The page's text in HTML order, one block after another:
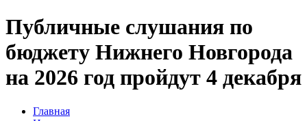
Публичные слушания по
бюджету Нижнего Новгорода
на 2026 год пройдут 4 декабря
Главная